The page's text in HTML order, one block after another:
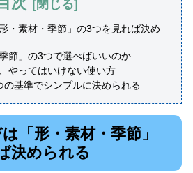
・素材・季節」の3つを見れば決め
節」の3つで選べばいいのか
やってはいけない使い方
の基準でシンプルに決められる
「形・素材・季節」
決められる